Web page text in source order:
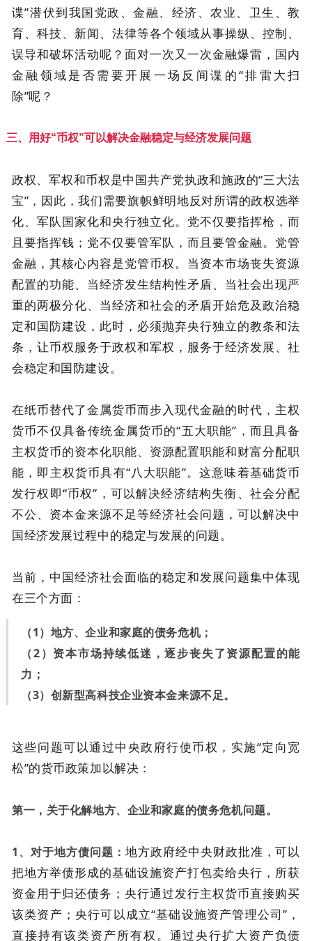
谍”潜伏到我国党政、金融、经济、农业、卫生、教
育、科技、新闻、法律等各个领域从事操纵、控制、
误导和破坏活动呢？面对一次又一次金融爆雷，国内
金融领域是否需要开展一场反间谍的“排雷大扫
除”呢？
三、用好“币权”可以解决金融稳定与经济发展问题
政权、军权和币权是中国共产党执政和施政的“三大法
宝”，因此，我们需要旗帜鲜明地反对所谓的政权选举
化、军队国家化和央行独立化。党不仅要指挥枪，而
且要指挥钱；党不仅要管军队，而且要管金融。党管
金融，其核心内容是党管币权。当资本市场丧失资源
配置的功能、当经济发生结构性矛盾、当社会出现严
重的两极分化、当经济和社会的矛盾开始危及政治稳
定和国防建设，此时，必须抛弃央行独立的教条和法
条，让币权服务于政权和军权，服务于经济发展、社
会稳定和国防建设。
在纸币替代了金属货币而步入现代金融的时代，主权
货币不仅具备传统金属货币的“五大职能”，而且具备
主权货币的资本化职能、资源配置职能和财富分配职
能，即主权货币具有“八大职能”。这意味着基础货币
发行权即“币权”，可以解决经济结构失衡、社会分配
不公、资本金来源不足等经济社会问题，可以解决中
国经济发展过程中的稳定与发展的问题。
当前，中国经济社会面临的稳定和发展问题集中体现
在三个方面：
（1）地方、企业和家庭的债务危机；
（2）资本市场持续低迷，逐步丧失了资源配置的能
力；
（3）创新型高科技企业资本金来源不足。
这些问题可以通过中央政府行使币权，实施“定向宽
松”的货币政策加以解决：
第一，关于化解地方、企业和家庭的债务危机问题。
1、对于地方债问题： 地方政府经中央财政批准，可以
把地方举债形成的基础设施资产打包卖给央行，所获
资金用于归还债务；央行通过发行主权货币直接购买
该类资产；央行可以成立“基础设施资产管理公司”，
直接持有该类资产所有权。通过央行扩大资产负债